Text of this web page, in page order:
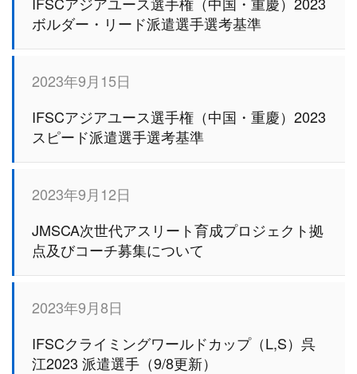
ボルダー・リード派遣選手選考基準
2023年9月15日
IFSCアジアユース選手権（中国・重慶）2023
スピード派遣選手選考基準
2023年9月12日
JMSCA次世代アスリート育成プロジェクト拠
点及びコーチ募集について
2023年9月8日
IFSCクライミングワールドカップ（L,S）呉
江2023 派遣選手（9/8更新）